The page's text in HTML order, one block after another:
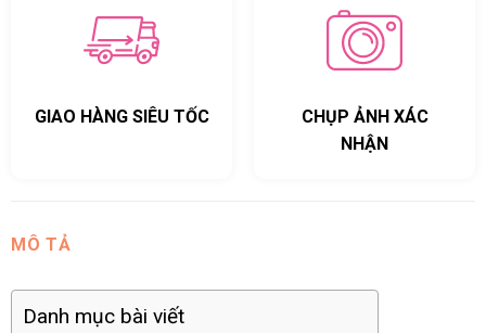
GIAO HÀNG SIÊU TỐC
CHỤP ẢNH XÁC
NHẬN
MÔ TẢ
Danh mục bài viết